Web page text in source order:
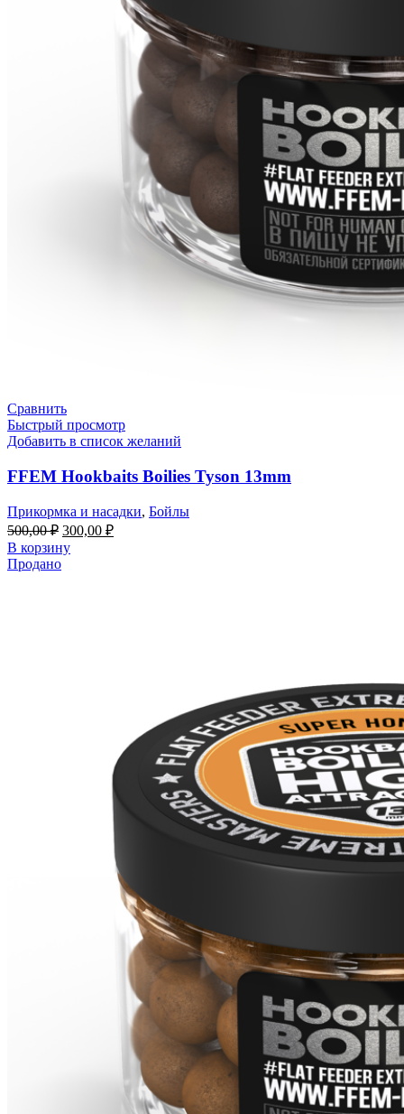
Сравнить
Быстрый просмотр
Добавить в список желаний
FFEM Hookbaits Boilies Tyson 13mm
Прикормка и насадки, Бойлы
500,00₽ 300,00 ₽
В корзину
Продано